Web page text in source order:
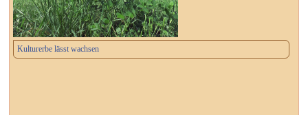
Kulturerbe lässt wachsen